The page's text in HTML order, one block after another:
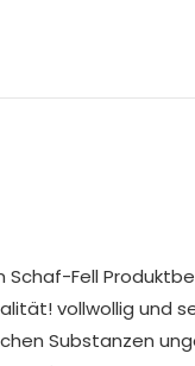
Schaf-Fell
vollwollig und
Substanzen